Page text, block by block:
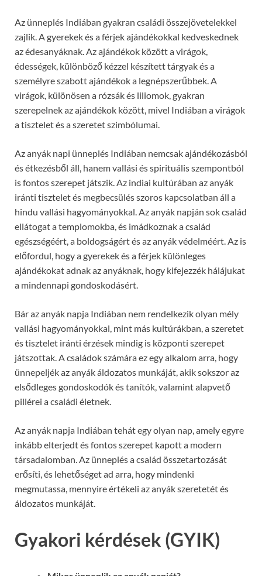
Az ünneplés Indiában gyakran családi összejövetelekkel
zajlik. A gyerekek és a férjek ajándékokkal kedveskednek
az édesanyáknak. Az ajándékok között a virágok,
édességek, különböző kézzel készített tárgyak és a
személyre szabott ajándékok a legnépszerűbbek. A
virágok, különösen a rózsák és liliomok, gyakran
szerepelnek az ajándékok között, mivel Indiában a virágok
a tisztelet és a szeretet szimbólumai.
Az anyák napi ünneplés Indiában nemcsak ajándékozásból
és étkezésből áll, hanem vallási és spirituális szempontból
is fontos szerepet játszik. Az indiai kultúrában az anyák
iránti tisztelet és megbecsülés szoros kapcsolatban áll a
hindu vallási hagyományokkal. Az anyák napján sok család
ellátogat a templomokba, és imádkoznak a család
egészségéért, a boldogságért és az anyák védelméért. Az is
előfordul, hogy a gyerekek és a férjek különleges
ajándékokat adnak az anyáknak, hogy kifejezzék hálájukat
a mindennapi gondoskodásért.
Bár az anyák napja Indiában nem rendelkezik olyan mély
vallási hagyományokkal, mint más kultúrákban, a szeretet
és tisztelet iránti érzések mindig is központi szerepet
játszottak. A családok számára ez egy alkalom arra, hogy
ünnepeljék az anyák áldozatos munkáját, akik sokszor az
elsődleges gondoskodók és tanítók, valamint alapvető
pillérei a családi életnek.
Az anyák napja Indiában tehát egy olyan nap, amely egyre
inkább elterjedt és fontos szerepet kapott a modern
társadalomban. Az ünneplés a család összetartozását
erősíti, és lehetőséget ad arra, hogy mindenki
megmutassa, mennyire értékeli az anyák szeretetét és
áldozatos munkáját.
Gyakori kérdések (GYIK)